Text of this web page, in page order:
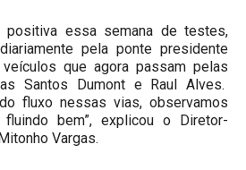
positiva essa semana de testes,
pela ponte presidente
que agora passam pelas
Santos Dumont e Raul Alves.
fluxo nessas vias, observamos
bem”, explicou o Diretor-
Vargas.